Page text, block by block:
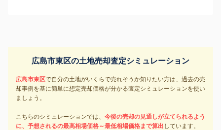
広島市東区の土地売却査定シミュレーション
広島市東区で自分の土地がいくらで売れそうか知りたい方は、過去の売
却事例を基に簡単に想定売却価格が分かる査定シミュレーションを使い
ましょう。
こちらのシミュレーションでは、 今後の売却の見通しが立てられるよう
に、予想されるの最高相場価格～最低相場価格まで算出 しています。